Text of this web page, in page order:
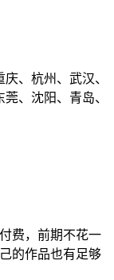
、杭州、武汉、
、沈阳、青岛、
费，前期不花一
的作品也有足够